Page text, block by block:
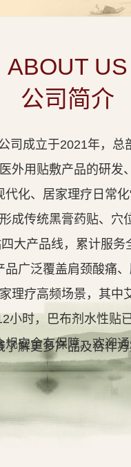
ABOUT US
公司简介
司成立于2021年，总
外用贴敷产品的研发
代化、居家理疗日常
成传统黑膏药贴、穴
大产品线，累计服务
品广泛覆盖肩颈酸痛
理疗高频场景，其中
小时，巴布剂水性贴
规安全有保障。欢迎
了解更多产品及合作